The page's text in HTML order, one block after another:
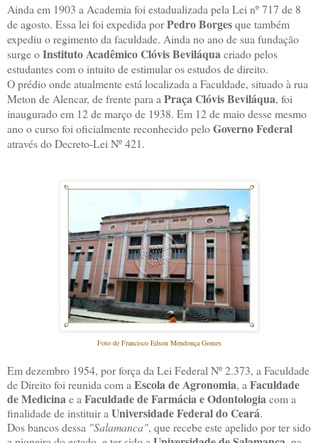
Ainda em 1903 a Academia foi estadualizada pela Lei nº 717 de 8
de agosto. Essa lei foi expedida porPedro Borgesque também
expediu o regimento da faculdade. Ainda no ano de sua fundação
surge oInstituto Acadêmico Clóvis Beviláqua criado pelos
estudantes com o intuito de estimular os estudos de direito.
O prédio onde atualmente está localizada a Faculdade, situado à rua
Meton de Alencar, de frente para a Praça Clóvis Beviláqua, foi
inaugurado em 12 de março de 1938. Em 12 de maio desse mesmo
ano o curso foi oficialmente reconhecido peloGoverno Federal
através do Decreto-Lei Nº 421.
Foto de Francisco Edson Mendonça Gomes
Em dezembro 1954, por força da Lei Federal Nº 2.373, a Faculdade
de Direito foi reunida com a Escola de Agronomia, a Faculdade
de Medicina e a Faculdade de Farmácia e Odontologia com a
finalidade de instituir a Universidade Federal do Ceará.
Dos bancos dessa "Salamanca", que recebe este apelido por ter sido